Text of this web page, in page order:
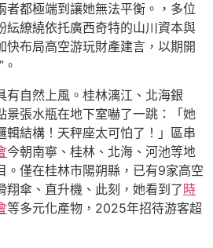
者都極端到讓她無法平衡。，多位
紜繚繞依托廣西奇特的山川資本與
快布局高空游玩財產建言，以期開
有自然上風。桂林漓江、北海銀
景張水瓶在地下室嚇了一跳：「她
輯結構！天秤座太可怕了！」區串
今朝南寧、桂林、北海、河池等地
。僅在桂林市陽朔縣，已有9家高空
翔傘、直升機、此刻，她看到了 時
等多元化產物，2025年招待游客超